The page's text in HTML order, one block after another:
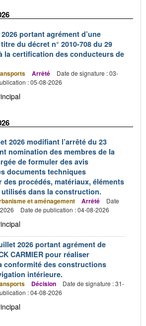
portant agrément d’une
du décret n° 2010-708 du 29
la certification des conducteurs de
Arrêté
Date de signature : 03-
: 05-08-2026
2026 modifiant l’arrêté du 23
nomination des membres de la
de formuler des avis
documents techniques
des procédés, matériaux, éléments
dans la construction.
et aménagement Arrêté
Date
Date de publication : 04-08-2026
2026 portant agrément de
CARMIER pour réaliser
conformité des constructions
intérieure.
Décision
Date de signature : 31-
: 04-08-2026